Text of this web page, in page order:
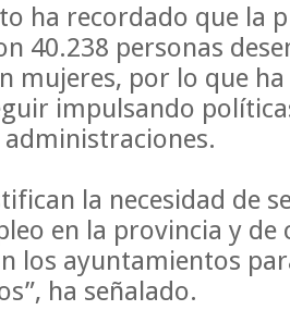
ha recordado que la
40.238 personas
mujeres, por lo que
impulsando
la necesidad de
en la provincia y de
los ayuntamientos
ha señalado.